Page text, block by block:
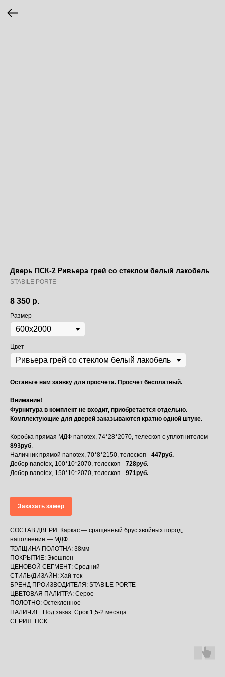
Дверь ПСК-2 Ривьера грей со стеклом белый лакобель
STABILE PORTE
8 350 р.
Размер
Цвет
Оставьте нам заявку для просчета. Просчет бесплатный.
Внимание!
Фурнитура в комплект не входит, приобретается отдельно.
Комплектующие для дверей заказываются кратно одной штуке.
Коробка прямая МДФ nanotex, 74*28*2070, телескоп с уплотнителем -
893руб.
Наличник прямой nanotex, 70*8*2150, телескоп - 447руб.
Добор nanotex, 100*10*2070, телескоп - 728руб.
Добор nanotex, 150*10*2070, телескоп - 971руб.
Заказать замер
СОСТАВ ДВЕРИ: Каркас — сращенный брус хвойных пород,
наполнение — МДФ.
ТОЛЩИНА ПОЛОТНА: 38мм
ПОКРЫТИЕ: Экошпон
ЦЕНОВОЙ СЕГМЕНТ: Средний
СТИЛЬ/ДИЗАЙН: Хай-тек
БРЕНД ПРОИЗВОДИТЕЛЯ: STABILE PORTE
ЦВЕТОВАЯ ПАЛИТРА: Серое
ПОЛОТНО: Остекленное
НАЛИЧИЕ: Под заказ. Срок 1,5-2 месяца
СЕРИЯ: ПСК